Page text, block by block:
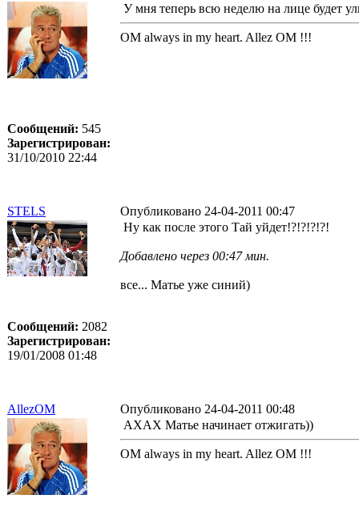
Сообщений: 545
Зарегистрирован:
31/10/2010 22:44
У мня теперь всю неделю на лице будет
OM always in my heart. Allez OM !!!
STELS Опубликовано 24-04-2011 00:47
Сообщений: 2082
Зарегистрирован:
19/01/2008 01:48
Ну как после этого Тай уйдет!?!?!?!?!
Добавлено через 00:47 мин.
все... Матье уже синий)
AllezOM Опубликовано 24-04-2011 00:48
АХАХ Матье начинает отжигать))
OM always in my heart. Allez OM !!!